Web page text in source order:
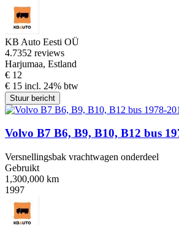
KB Auto Eesti OÜ
4.7352 reviews
Harjumaa, Estland
€ 12
€ 15 incl. 24% btw
Stuur bericht
Volvo B7 B6, B9, B10, B12 bus
Versnellingsbak vrachtwagen onderdeel
Gebruikt
1,300,000 km
1997